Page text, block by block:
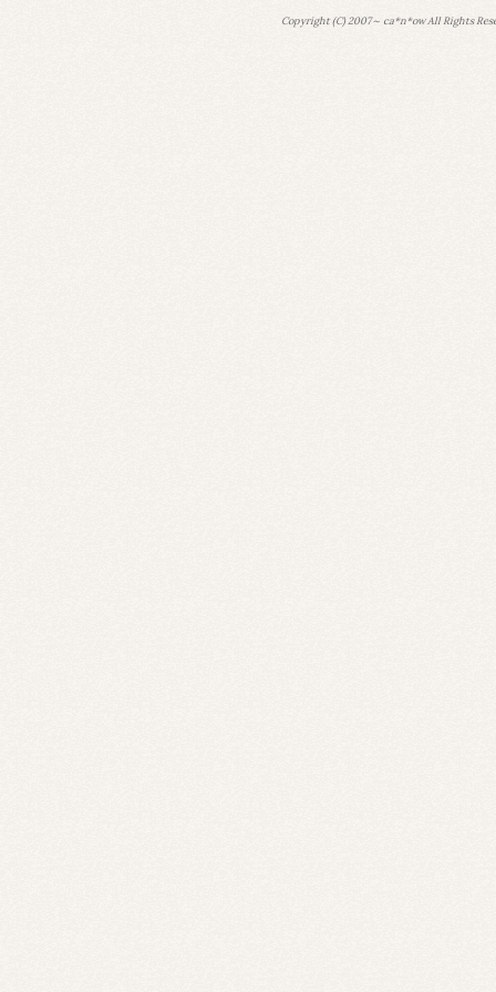
Copyright (C) 2007～ ca*n*ow All Rights